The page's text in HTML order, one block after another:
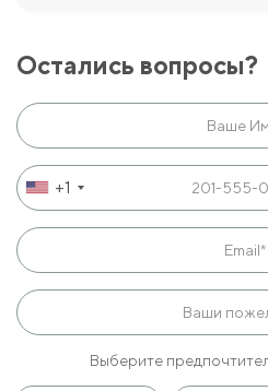
Остались вопросы?
+1
Выберите